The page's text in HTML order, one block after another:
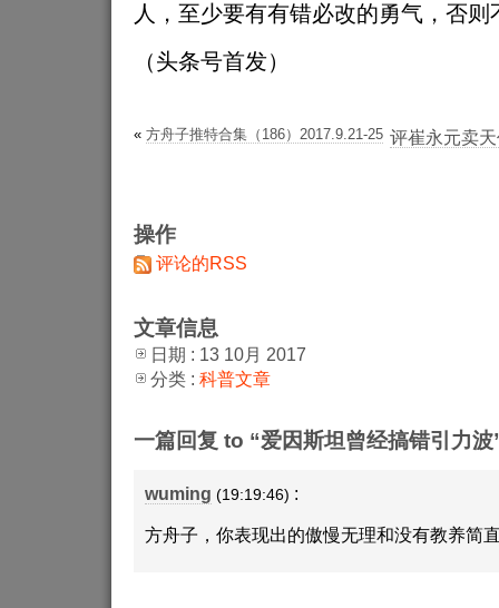
人，至少要有有错必改的勇气，否则
（头条号首发）
« 方舟子推特合集（186）2017.9.21-25 评崔永元卖
操作
评论的RSS
文章信息
日期 : 13 10月 2017
分类 : 科普文章
一篇回复 to “爱因斯坦曾经搞错引力波
wuming (19:19:46) :
方舟子，你表现出的傲慢无理和没有教养简